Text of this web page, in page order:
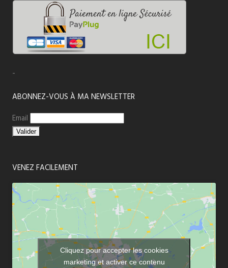
-
ABONNEZ-VOUS À MA NEWSLETTER
Email
VENEZ FACILEMENT
Cliquez pour accepter les cookies
marketing et activer ce contenu